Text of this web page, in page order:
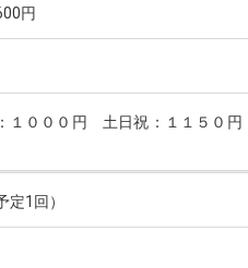
円
０００円 土日祝：１１５０円
定1回）